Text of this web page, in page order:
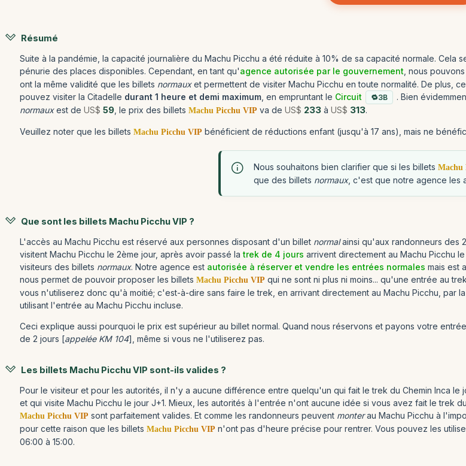
Résumé
Suite à la pandémie, la capacité journalière du Machu Picchu a été réduite à 10% de sa capacité normale.
pénurie des places disponibles. Cependant, en tant qu'agence autorisée par le gouvernement , nous
ont la même validité que les billets normauxet permettent de visiter Machu Picchu en toute normalité. De plus,
pouvez visiter la Citadelle durant 1 heure et demi maximum , en empruntant le Circuit 3B
. Bien
normauxest de US$ 59 , le prix des billets Machu Picchu VIP va de US$ 233 à US$ 313.
Veuillez noter que les billets Machu Picchu VIP bénéficient de réductions enfant (jusqu'à 17 ans), mais ne
Nous souhaitons bien clarifier que si les billets Machu
que des billets normaux, c'est que notre agence les
Que sont les billets Machu Picchu VIP ?
L'accès au Machu Picchu est réservé aux personnes disposant d'un billet normalainsi qu'aux randonneurs des
visitent Machu Picchu le 2ème jour, après avoir passé latrek de 4 jours arrivent directement au Machu Picchu
visiteurs des billets normaux. Notre agence est autorisée à réserver et vendre les entrées normales mais est
nous permet de pouvoir proposer les billets Machu Picchu VIP qui ne sont ni plus ni moins... qu'une entrée au
vous n'utiliserez donc qu'à moitié; c'est-à-dire sans faire le trek, en arrivant directement au Machu Picchu, par
utilisant l'entrée au Machu Picchu incluse.
Ceci explique aussi pourquoi le prix est supérieur au billet normal. Quand nous réservons et payons votre
de 2 jours [appelée KM 104], même si vous ne l'utiliserez pas.
Les billets Machu Picchu VIP sont-ils valides ?
Pour le visiteur et pour les autorités, il n'y a aucune différence entre quelqu'un qui fait le trek du Chemin Inca
et qui visite Machu Picchu le jour J+1. Mieux, les autorités à l'entrée n'ont aucune idée si vous avez fait le trek
Machu Picchu VIP sont parfaitement valides. Et comme les randonneurs peuvent monterau Machu Picchu à
pour cette raison que les billets Machu Picchu VIP n'ont pas d'heure précise pour rentrer. Vous pouvez les
06:00 à 15:00.